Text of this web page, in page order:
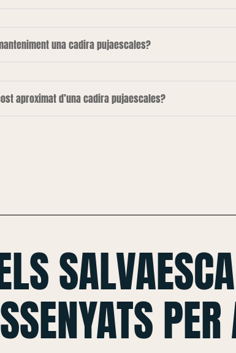
una cadira pujaescales?
aproximat d’una cadira pujaescales?